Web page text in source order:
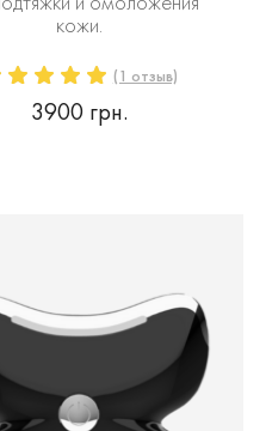
кожи.
(1 отзыв)
3900 грн.